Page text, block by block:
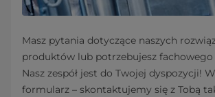
Masz pytania dotyczące naszych
produktów lub potrzebujesz fachowego
Nasz zespół jest do Twojej dyspozycji!
formularz – skontaktujemy się z Tobą